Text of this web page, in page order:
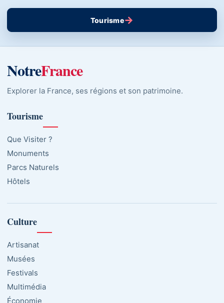
Tourisme→
NotreFrance
Explorer la France, ses régions et son patrimoine.
Tourisme
Que Visiter ?
Monuments
Parcs Naturels
Hôtels
Culture
Artisanat
Musées
Festivals
Multimédia
Économie